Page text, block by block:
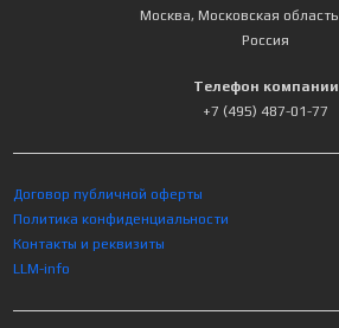
Москва, Московская область
Россия
Телефон компании
+7 (495) 487-01-77
Договор публичной оферты
Политика конфиденциальности
Контакты и реквизиты
LLM-info